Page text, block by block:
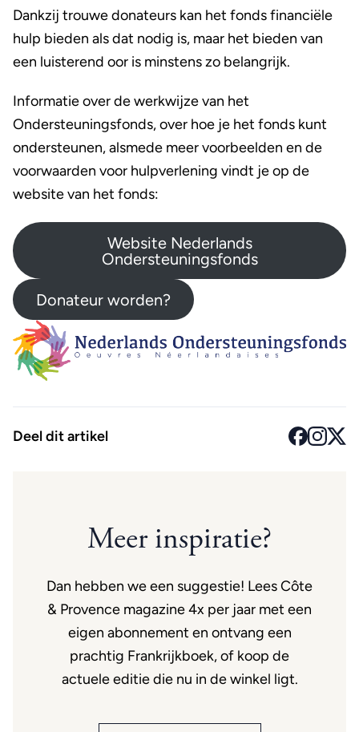
Dankzij trouwe donateurs kan het fonds financiële
hulp bieden als dat nodig is, maar het bieden van
een luisterend oor is minstens zo belangrijk.
Informatie over de werkwijze van het
Ondersteuningsfonds, over hoe je het fonds kunt
ondersteunen, alsmede meer voorbeelden en de
voorwaarden voor hulpverlening vindt je op de
website van het fonds:
Website Nederlands
Ondersteuningsfonds
Donateur worden?
Deel dit artikel
Meer inspiratie?
Dan hebben we een suggestie! Lees Côte
& Provence magazine 4x per jaar met een
eigen abonnement en ontvang een
prachtig Frankrijkboek, of koop de
actuele editie die nu in de winkel ligt.